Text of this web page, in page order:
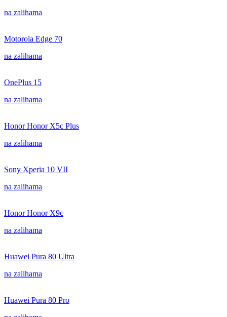
na zalihama
Motorola Edge 70
na zalihama
OnePlus 15
na zalihama
Honor Honor X5c Plus
na zalihama
Sony Xperia 10 VII
na zalihama
Honor Honor X9c
na zalihama
Huawei Pura 80 Ultra
na zalihama
Huawei Pura 80 Pro